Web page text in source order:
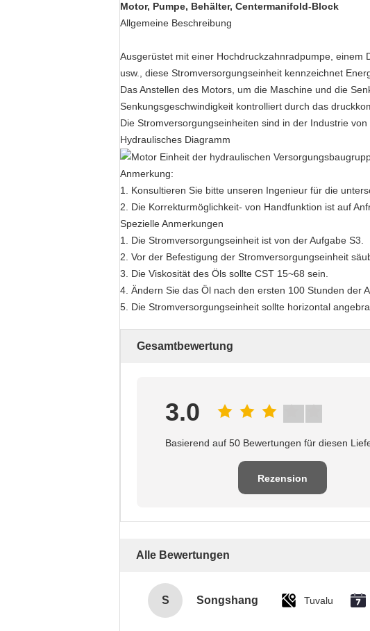
Motor, Pumpe, Behälter, Centermanifold-Block
Allgemeine Beschreibung
Ausgerüstet mit einer Hochdruckzahnradpumpe, einem
usw., diese Stromversorgungseinheit kennzeichnet
Das Anstellen des Motors, um die Maschine und die
Senkungsgeschwindigkeit kontrolliert durch das
Die Stromversorgungseinheiten sind in der Industrie
Hydraulisches Diagramm
Anmerkung:
1. Konsultieren Sie bitte unseren Ingenieur für die
2. Die Korrekturmöglichkeit- von Handfunktion ist auf
Spezielle Anmerkungen
1. Die Stromversorgungseinheit ist von der Aufgabe S3.
2. Vor der Befestigung der Stromversorgungseinheit
3. Die Viskosität des Öls sollte CST 15~68 sein.
4. Ändern Sie das Öl nach den ersten 100 Stunden der
5. Die Stromversorgungseinheit sollte horizontal
Gesamtbewertung
3.0
Basierend auf 50 Bewertungen für diesen
Rezension
Alle Bewertungen
S Songshang Tuvalu